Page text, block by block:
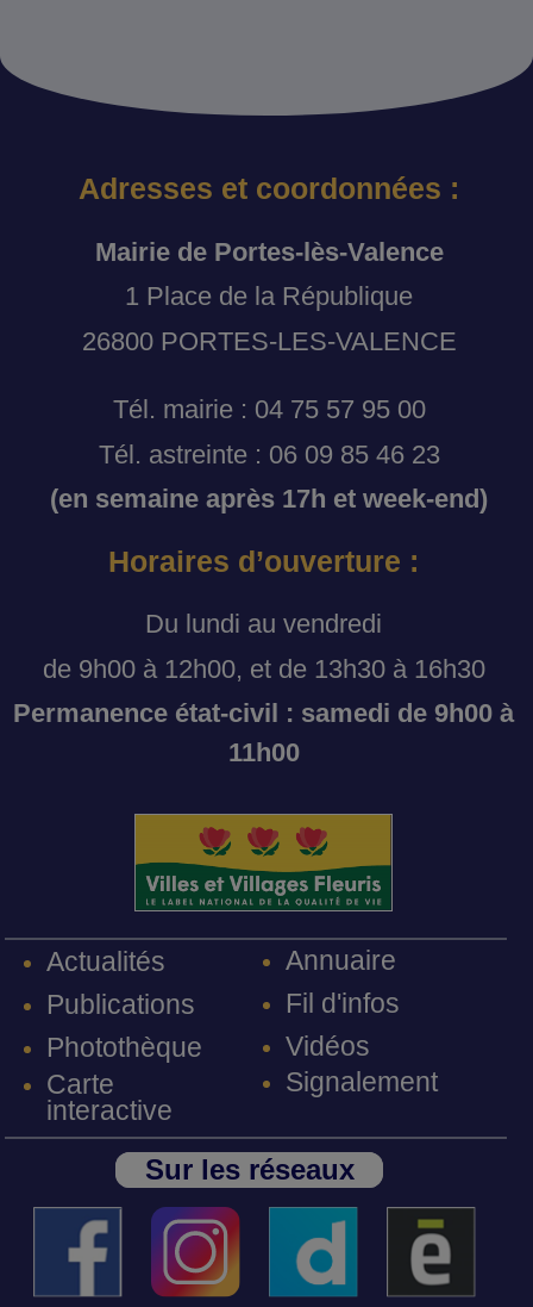
Adresses et coordonnées :
Mairie de Portes-lès-Valence
1 Place de la République
26800 PORTES-LES-VALENCE
Tél. mairie : 04 75 57 95 00
Tél. astreinte : 06 09 85 46 23
(en semaine après 17h et week-end)
Horaires d’ouverture :
Du lundi au vendredi
de 9h00 à 12h00, et de 13h30 à 16h30
Permanence état-civil : samedi de 9h00 à
11h00
Actualités
Publications
Photothèque
Carte
interactive
Annuaire
Fil d'infos
Vidéos
Signalement
Sur les réseaux